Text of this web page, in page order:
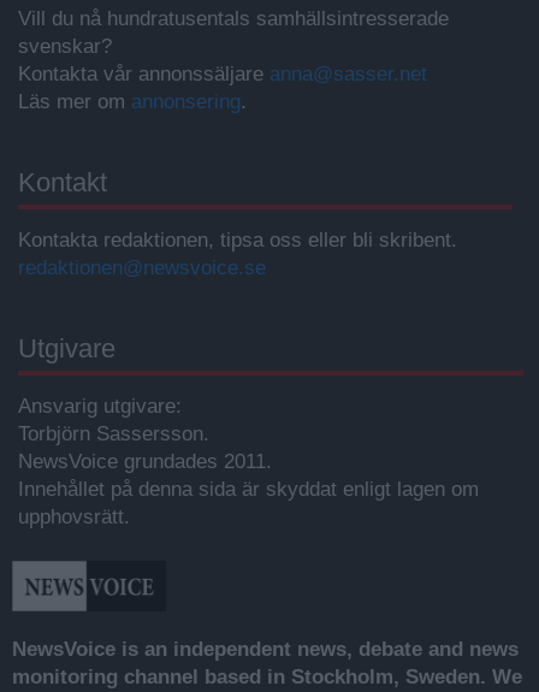
Vill du nå hundratusentals samhällsintresserade
svenskar?
Kontakta vår annonssäljare anna@sasser.net
Läs mer om annonsering.
Kontakt
Kontakta redaktionen, tipsa oss eller bli skribent.
redaktionen@newsvoice.se
Utgivare
Ansvarig utgivare:
Torbjörn Sassersson.
NewsVoice grundades 2011.
Innehållet på denna sida är skyddat enligt lagen om
upphovsrätt.
NewsVoice is an independent news, debate and news
monitoring channel based in Stockholm, Sweden. We